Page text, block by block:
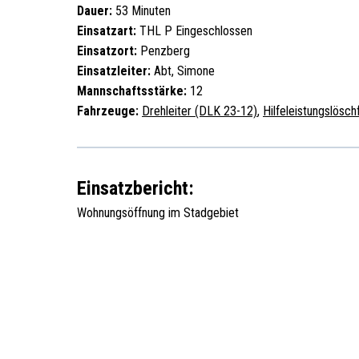
Dauer: 53 Minuten
Einsatzart: THL P Eingeschlossen
Einsatzort: Penzberg
Einsatzleiter: Abt, Simone
Mannschaftsstärke: 12
Fahrzeuge: Drehleiter (DLK 23-12),
Einsatzbericht:
Wohnungsöffnung im Stadgebiet